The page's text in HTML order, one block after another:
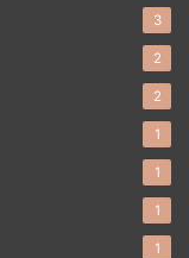
3
2
2
1
1
1
1